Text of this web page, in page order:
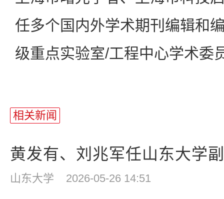
任多个国内外学术期刊编辑和
级重点实验室/工程中心学术委
相关新闻
黄发有、刘兆军任山东大学
山东大学 2026-05-26 14:51